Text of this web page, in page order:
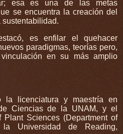
esa es una de las metas
se encuentra la creación del
sustentabilidad.
es enfilar el quehacer
paradigmas, teorías pero,
en su más amplio
la licenciatura y maestría en
Ciencias de la UNAM, y el
Sciences (Department of
Universidad de Reading,